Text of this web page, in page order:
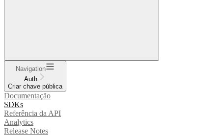
Navigation
Auth
Criar chave pública
Documentação
SDKs
Referência da API
Analytics
Release Notes